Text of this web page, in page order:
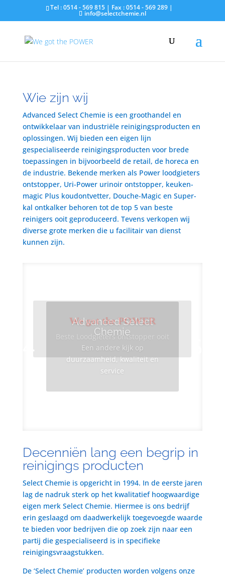
Tel : 0514 - 569 815 | Fax : 0514 - 569 289 |
info@selectchemie.nl
Wie zijn wij
Advanced Select Chemie is een groothandel en
ontwikkelaar van industriële reinigingsproducten en
oplossingen. Wij bieden een eigen lijn
gespecialiseerde reinigingsproducten voor brede
toepassingen in bijvoorbeeld de retail, de horeca en
de industrie. Bekende merken als Power loodgieters
ontstopper, Uri-Power urinoir ontstopper, keuken-
magic Plus koudontvetter, Douche-Magic en Super-
kal ontkalker behoren tot de top 5 van beste
reinigers ooit geproduceerd. Tevens verkopen wij
diverse grote merken die u facilitair van dienst
kunnen zijn.
Advanced Select
Chemie
Een andere kijk op
duurzaamheid, kwaliteit en
service
We got the POWER
Beste Loodgieters ontstopper ooit
Decenniën lang een begrip in
reinigings producten
Select Chemie is opgericht in 1994. In de eerste jaren
lag de nadruk sterk op het kwalitatief hoogwaardige
eigen merk Select Chemie. Hiermee is ons bedrijf
erin geslaagd om daadwerkelijk toegevoegde waarde
te bieden voor bedrijven die op zoek zijn naar een
partij die gespecialiseerd is in specifieke
reinigingsvraagstukken.
De ‘Select Chemie’ producten worden volgens onze